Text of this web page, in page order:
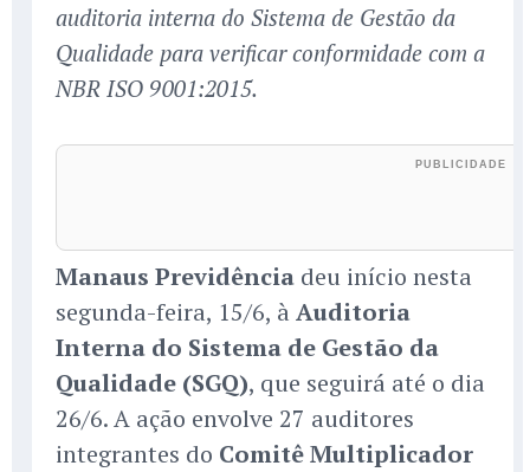
auditoria interna do Sistema de Gestão da
Qualidade para verificar conformidade com a
NBR ISO 9001:2015.
Manaus Previdência deu início nesta
segunda-feira, 15/6, à Auditoria
Interna do Sistema de Gestão da
Qualidade (SGQ), que seguirá até o dia
26/6. A ação envolve 27 auditores
integrantes do Comitê Multiplicador